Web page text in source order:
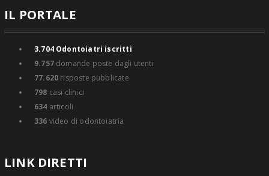
IL PORTALE
3.704Odontoiatri iscritti
9.757domande poste dagli utenti
77.620 risposte pubblicate
798 casi clinici
634 articoli
336 video di odontoiatria
LINK DIRETTI